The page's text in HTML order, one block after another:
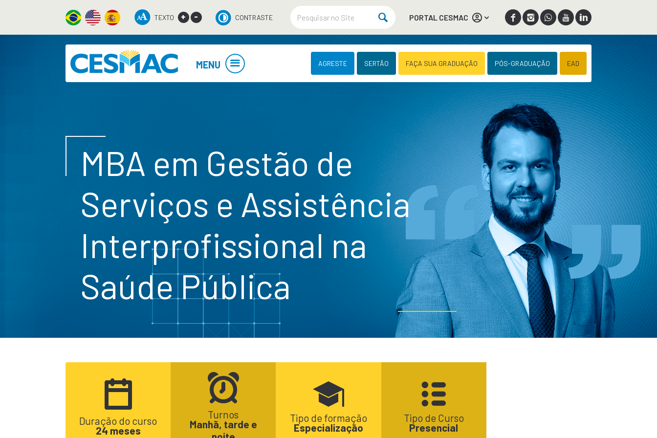
TEXTO + - CONTRASTE PORTAL CESMAC
MENU AGRESTE SERTÃO FAÇA SUA GRADUAÇÃO PÓS-GRADUAÇÃO EAD
MBA em Gestão de
Serviços e Assistência
Interprofissional na
Saúde Pública
Duração do curso
24 meses
Turnos
Manhã, tarde e
Tipo de formação
Especialização
Tipo de Curso
Presencial